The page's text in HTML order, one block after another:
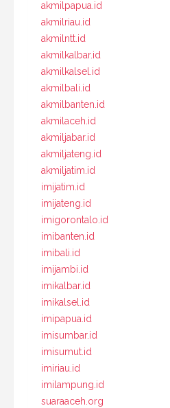
akmilpapua.id
akmilriau.id
akmilntt.id
akmilkalbar.id
akmilkalsel.id
akmilbali.id
akmilbanten.id
akmilaceh.id
akmiljabar.id
akmiljateng.id
akmiljatim.id
imijatim.id
imijateng.id
imigorontalo.id
imibanten.id
imibali.id
imijambi.id
imikalbar.id
imikalsel.id
imipapua.id
imisumbar.id
imisumut.id
imiriau.id
imilampung.id
suaraaceh.org